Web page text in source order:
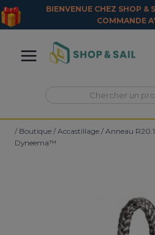
contenu
Recherche
pour :
/ Boutique / Accastillage / Anneau
Dyneema™
BIENVENUE CHEZ SHOP &
COMMANDE